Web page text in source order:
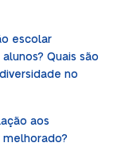
escolar
Quais são
no
aos